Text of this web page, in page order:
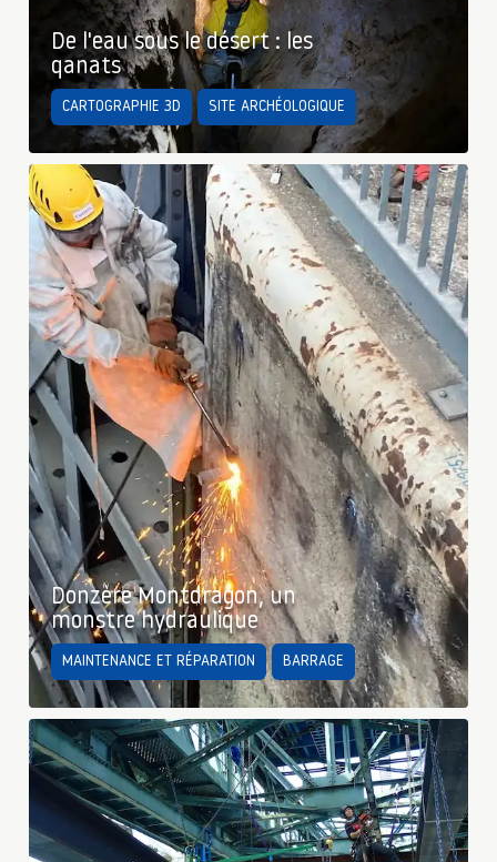
De l'eau sous le désert : les
qanats
CARTOGRAPHIE 3D SITE ARCHÉOLOGIQUE
Donzère Montdragon, un
monstre hydraulique
MAINTENANCE ET RÉPARATION BARRAGE